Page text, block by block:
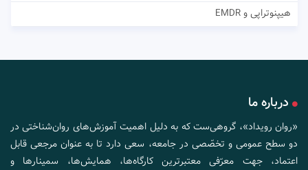
هیپنوتراپی و EMDR
درباره ما
«روان رویداد»، گروهی‌ست که به دلیل اهمیت آموزش‌های روان‌شناختی در
دو سطح عمومی و تخصّصی در جامعه، سعی دارد تا به عنوان مرجعی قابل
اعتماد، جهت معرّفی معتبرترین کارگاه‌ها، همایش‌ها، سمینارها و